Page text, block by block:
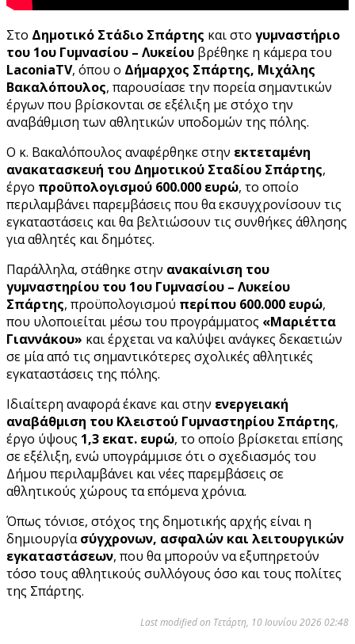
Στο Δημοτικό Στάδιο Σπάρτης και στο γυμναστήριο
του 1ου Γυμνασίου – Λυκείου βρέθηκε η κάμερα του
LaconiaTV, όπου ο Δήμαρχος Σπάρτης, Μιχάλης
Βακαλόπουλος, παρουσίασε την πορεία σημαντικών
έργων που βρίσκονται σε εξέλιξη με στόχο την
αναβάθμιση των αθλητικών υποδομών της πόλης.
Ο κ. Βακαλόπουλος αναφέρθηκε στην εκτεταμένη
ανακατασκευή του Δημοτικού Σταδίου Σπάρτης,
έργο προϋπολογισμού 600.000 ευρώ, το οποίο
περιλαμβάνει παρεμβάσεις που θα εκσυγχρονίσουν τις
εγκαταστάσεις και θα βελτιώσουν τις συνθήκες άθλησης
για αθλητές και δημότες.
Παράλληλα, στάθηκε στην ανακαίνιση του
γυμναστηρίου του 1ου Γυμνασίου – Λυκείου
Σπάρτης, προϋπολογισμού περίπου 600.000 ευρώ,
που υλοποιείται μέσω του προγράμματος «Μαριέττα
Γιαννάκου» και έρχεται να καλύψει ανάγκες δεκαετιών
σε μία από τις σημαντικότερες σχολικές αθλητικές
εγκαταστάσεις της πόλης.
Ιδιαίτερη αναφορά έκανε και στην ενεργειακή
αναβάθμιση του Κλειστού Γυμναστηρίου Σπάρτης,
έργο ύψους 1,3 εκατ. ευρώ, το οποίο βρίσκεται επίσης
σε εξέλιξη, ενώ υπογράμμισε ότι ο σχεδιασμός του
Δήμου περιλαμβάνει και νέες παρεμβάσεις σε
αθλητικούς χώρους τα επόμενα χρόνια.
Όπως τόνισε, στόχος της δημοτικής αρχής είναι η
δημιουργίασύγχρονων, ασφαλών και λειτουργικών
εγκαταστάσεων, που θα μπορούν να εξυπηρετούν
τόσο τους αθλητικούς συλλόγους όσο και τους πολίτες
της Σπάρτης.
Last modified on Τετάρτη, 10 Ιουνίου 2026 02:48